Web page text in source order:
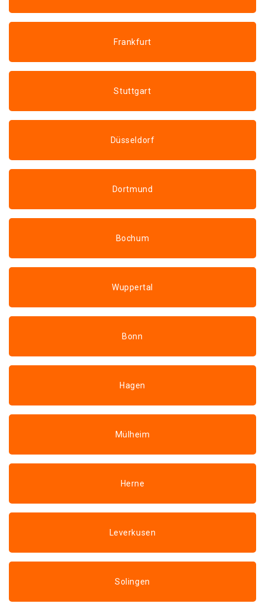
Frankfurt
Stuttgart
Düsseldorf
Dortmund
Bochum
Wuppertal
Bonn
Hagen
Mülheim
Herne
Leverkusen
Solingen